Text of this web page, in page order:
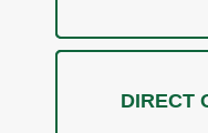
DIRECT